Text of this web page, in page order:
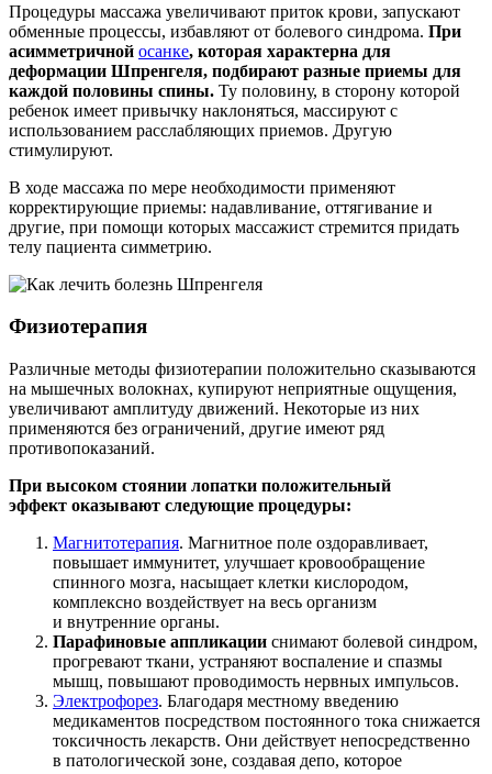
Процедуры массажа увеличивают приток крови, запускают
обменные процессы, избавляют от болевого синдрома. При
асимметричной осанке, которая характерна для
деформации Шпренгеля, подбирают разные приемы для
каждой половины спины. Ту половину, в сторону которой
ребенок имеет привычку наклоняться, массируют с
использованием расслабляющих приемов. Другую
стимулируют.
В ходе массажа по мере необходимости применяют
корректирующие приемы: надавливание, оттягивание и
другие, при помощи которых массажист стремится придать
телу пациента симметрию.
Физиотерапия
Различные методы физиотерапии положительно сказываются
на мышечных волокнах, купируют неприятные ощущения,
увеличивают амплитуду движений. Некоторые из них
применяются без ограничений, другие имеют ряд
противопоказаний.
При высоком стоянии лопатки положительный
эффект оказывают следующие процедуры:
Магнитотерапия. Магнитное поле оздоравливает,
повышает иммунитет, улучшает кровообращение
спинного мозга, насыщает клетки кислородом,
комплексно воздействует на весь организм
и внутренние органы.
Парафиновые аппликации снимают болевой синдром,
прогревают ткани, устраняют воспаление и спазмы
мышц, повышают проводимость нервных импульсов.
Электрофорез. Благодаря местному введению
медикаментов посредством постоянного тока снижается
токсичность лекарств. Они действует непосредственно
в патологической зоне, создавая депо, которое